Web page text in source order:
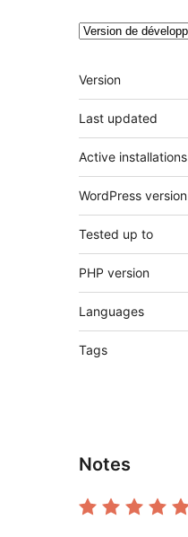
Méta
Version
Last updated
Active installations
WordPress version
Tested up to
PHP version
Languages
Tags
Notes